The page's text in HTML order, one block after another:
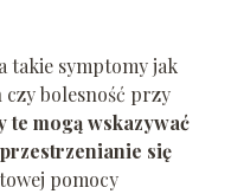
takie symptomy jak
czy bolesność przy
te mogą wskazywać
się
pomocy